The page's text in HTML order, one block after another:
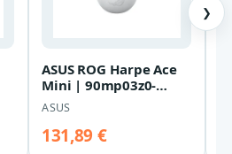
ASUS ROG Harpe Ace
Mini | 90mp03z0-
bmua10 | Maus -
ergonomisch
ASUS
131,89 €
❯